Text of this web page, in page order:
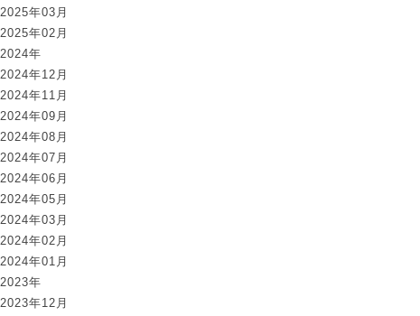
2025年03月
2025年02月
2024年
2024年12月
2024年11月
2024年09月
2024年08月
2024年07月
2024年06月
2024年05月
2024年03月
2024年02月
2024年01月
2023年
2023年12月